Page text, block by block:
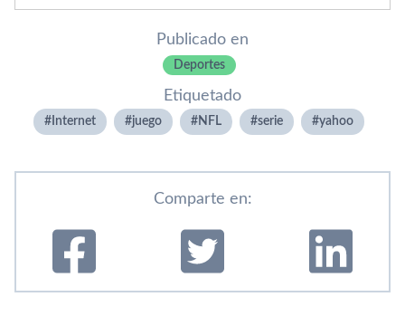
Publicado en
Deportes
Etiquetado
Internet juego NFL serie yahoo
Comparte en: